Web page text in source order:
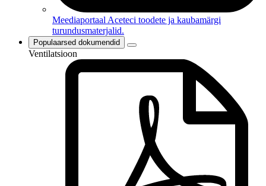
Meediaportaal Aceteci toodete ja kaubamärgi
turundusmaterjalid.
Populaarsed dokumendid
Ventilatsioon